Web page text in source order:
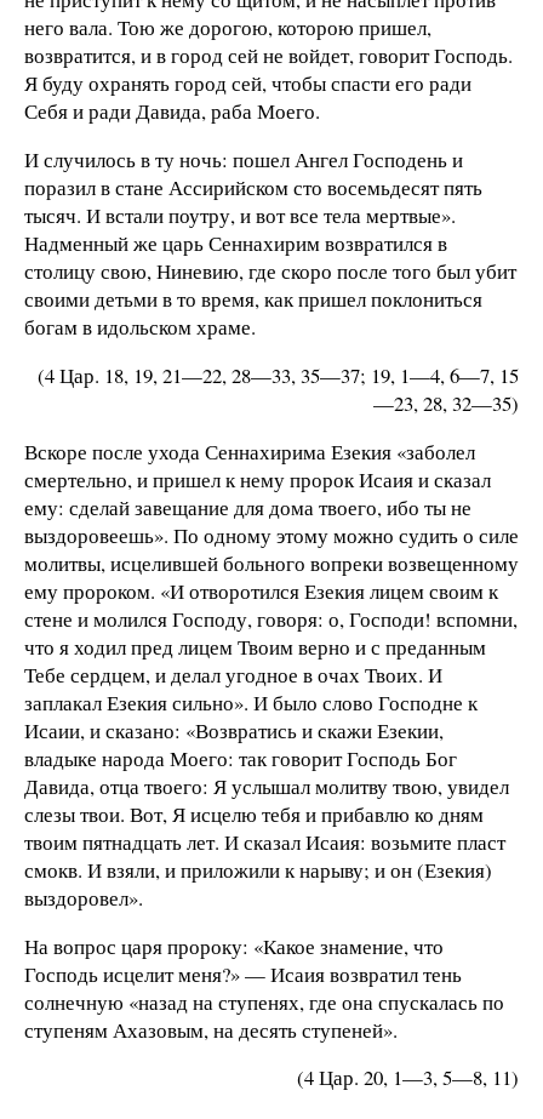
него вала. Тою же дорогою, которою пришел,
возвратится, и в город сей не войдет, говорит Господь.
Я буду охранять город сей, чтобы спасти его ради
Себя и ради Давида, раба Моего.
И случилось в ту ночь: пошел Ангел Господень и
поразил в стане Ассирийском сто восемьдесят пять
тысяч. И встали поутру, и вот все тела мертвые».
Надменный же царь Сеннахирим возвратился в
столицу свою, Ниневию, где скоро после того был убит
своими детьми в то время, как пришел поклониться
богам в идольском храме.
(4 Цар. 18, 19, 21—22, 28—33, 35—37; 19, 1—4, 6—7, 15
—23, 28, 32—35)
Вскоре после ухода Сеннахирима Езекия «заболел
смертельно, и пришел к нему пророк Исаия и сказал
ему: сделай завещание для дома твоего, ибо ты не
выздоровеешь». По одному этому можно судить о силе
молитвы, исцелившей больного вопреки возвещенному
ему пророком. «И отворотился Езекия лицем своим к
стене и молился Господу, говоря: о, Господи! вспомни,
что я ходил пред лицем Твоим верно и с преданным
Тебе сердцем, и делал угодное в очах Твоих. И
заплакал Езекия сильно». И было слово Господне к
Исаии, и сказано: «Возвратись и скажи Езекии,
владыке народа Моего: так говорит Господь Бог
Давида, отца твоего: Я услышал молитву твою, увидел
слезы твои. Вот, Я исцелю тебя и прибавлю ко дням
твоим пятнадцать лет. И сказал Исаия: возьмите пласт
смокв. И взяли, и приложили к нарыву; и он (Езекия)
выздоровел».
На вопрос царя пророку: «Какое знамение, что
Господь исцелит меня?» — Исаия возвратил тень
солнечную «назад на ступенях, где она спускалась по
ступеням Ахазовым, на десять ступеней».
(4 Цар. 20, 1—3, 5—8, 11)